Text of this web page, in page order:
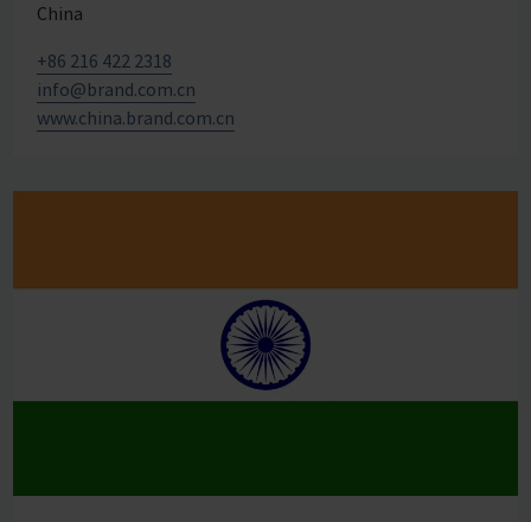
China
+86 216 422 2318
info@brand.com.cn
www.china.brand.com.cn